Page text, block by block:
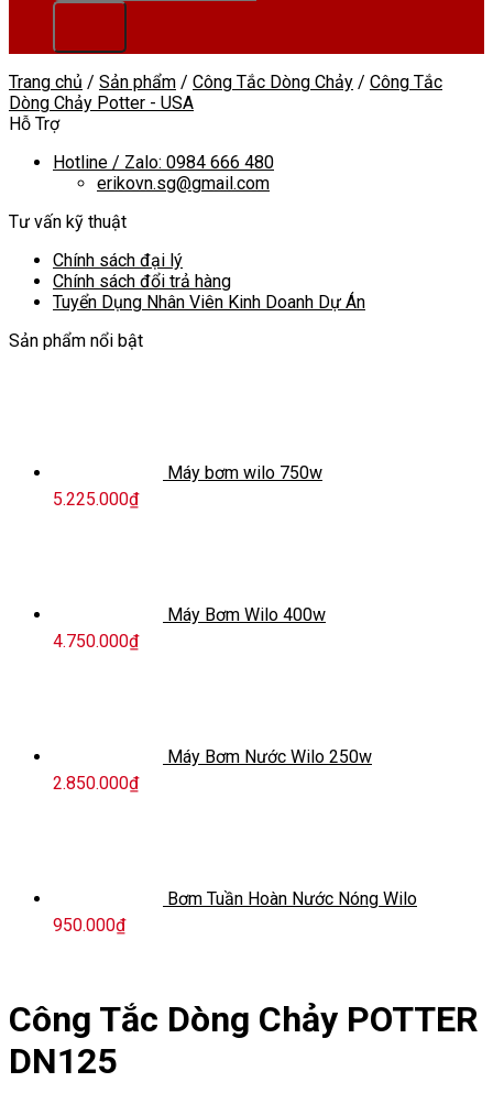
Trang chủ / Sản phẩm / Công Tắc Dòng Chảy / Công Tắc
Dòng Chảy Potter - USA
Hỗ Trợ
Hotline / Zalo: 0984 666 480
erikovn.sg@gmail.com
Tư vấn kỹ thuật
Chính sách đại lý
Chính sách đổi trả hàng
Tuyển Dụng Nhân Viên Kinh Doanh Dự Án
Sản phẩm nổi bật
Máy bơm wilo 750w
5.225.000₫
Máy Bơm Wilo 400w
4.750.000₫
Máy Bơm Nước Wilo 250w
2.850.000₫
Bơm Tuần Hoàn Nước Nóng Wilo
950.000₫
Công Tắc Dòng Chảy POTTER
DN125